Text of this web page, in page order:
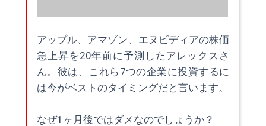
アップル、アマゾン、エヌビディアの株価
急上昇を20年前に予測したアレックスさ
ん。彼は、これら7つの企業に投資するに
は今がベストのタイミングだと言います。
なぜ1ヶ月後ではダメなのでしょうか？